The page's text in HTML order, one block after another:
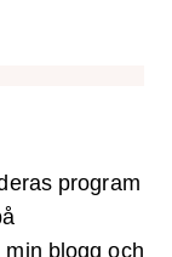
program
blogg och